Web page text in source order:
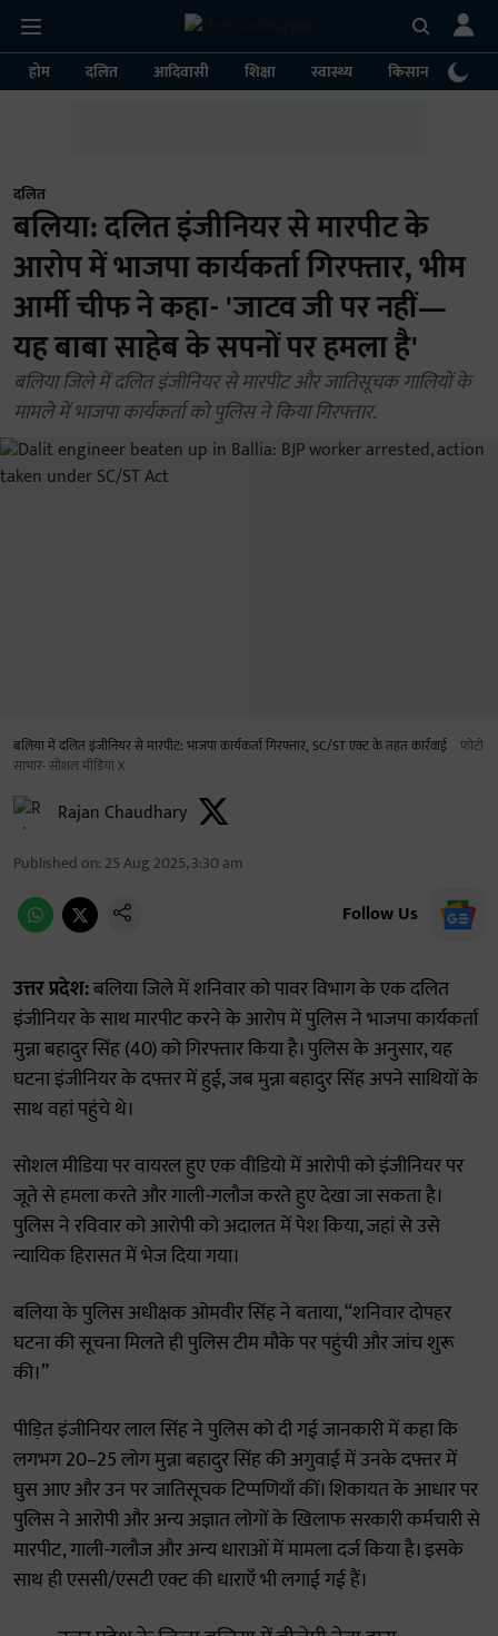
होम दलित आदिवासी शिक्षा स्वास्थ्य किसान
दलित
बलिया: दलित इंजीनियर से मारपीट के
आरोप में भाजपा कार्यकर्ता गिरफ्तार, भीम
आर्मी चीफ ने कहा- 'जाटव जी पर नहीं—
यह बाबा साहेब के सपनों पर हमला है'
बलिया जिले में दलित इंजीनियर से मारपीट और जातिसूचक गालियों के
मामले में भाजपा कार्यकर्ता को पुलिस ने किया गिरफ्तार.
बलिया में दलित इंजीनियर से मारपीट: भाजपा कार्यकर्ता गिरफ्तार, SC/ST एक्ट के तहत कार्रवाई फोटो
साभार- सोशल मीडिया X
Rajan Chaudhary
Published on: 25 Aug 2025, 3:30 am
Follow Us
उत्तर प्रदेश:बलिया जिले में शनिवार को पावर विभाग के एक दलित
इंजीनियर के साथ मारपीट करने के आरोप में पुलिस ने भाजपा कार्यकर्ता
मुन्ना बहादुर सिंह (40) को गिरफ्तार किया है। पुलिस के अनुसार, यह
घटना इंजीनियर के दफ्तर में हुई, जब मुन्ना बहादुर सिंह अपने साथियों के
साथ वहां पहुंचे थे।
सोशल मीडिया पर वायरल हुए एक वीडियो में आरोपी को इंजीनियर पर
जूते से हमला करते और गाली-गलौज करते हुए देखा जा सकता है।
पुलिस ने रविवार को आरोपी को अदालत में पेश किया, जहां से उसे
न्यायिक हिरासत में भेज दिया गया।
बलिया के पुलिस अधीक्षक ओमवीर सिंह ने बताया, “शनिवार दोपहर
घटना की सूचना मिलते ही पुलिस टीम मौके पर पहुंची और जांच शुरू
की।”
पीड़ित इंजीनियर लाल सिंह ने पुलिस को दी गई जानकारी में कहा कि
लगभग 20–25 लोग मुन्ना बहादुर सिंह की अगुवाई में उनके दफ्तर में
घुस आए और उन पर जातिसूचक टिप्पणियाँ कीं। शिकायत के आधार पर
पुलिस ने आरोपी और अन्य अज्ञात लोगों के खिलाफ सरकारी कर्मचारी से
मारपीट, गाली-गलौज और अन्य धाराओं में मामला दर्ज किया है। इसके
साथ ही एससी/एसटी एक्ट की धाराएँ भी लगाई गई हैं।